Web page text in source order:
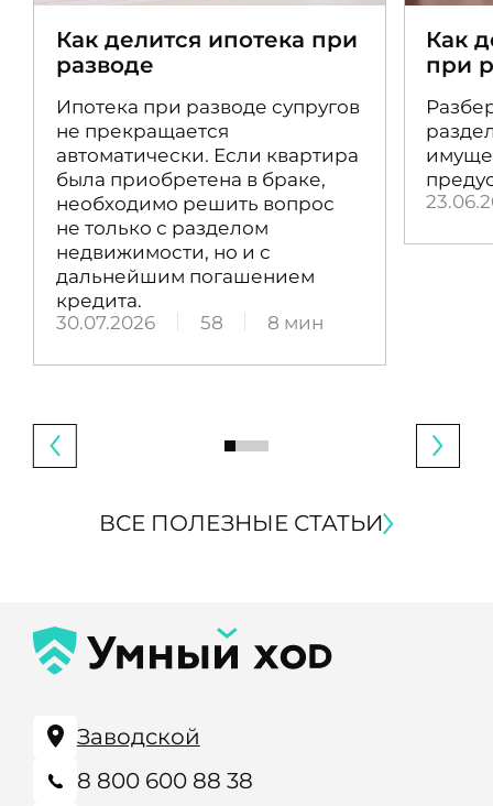
Как делится ипотека при
разводе
Ипотека при разводе супругов
не прекращается
автоматически. Если квартира
была приобретена в браке,
необходимо решить вопрос
не только с разделом
недвижимости, но и с
дальнейшим погашением
кредита.
30.07.2026
58 8 мин
Как
при
ВСЕ ПОЛЕЗНЫЕ СТАТЬИ
Заводской
8 800 600 88 38